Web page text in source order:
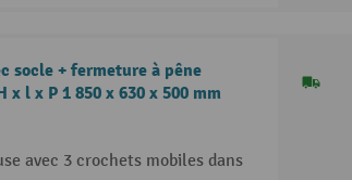
socle + fermeture à pêne
l x P 1 850 x 630 x 500 mm
avec 3 crochets mobiles dans